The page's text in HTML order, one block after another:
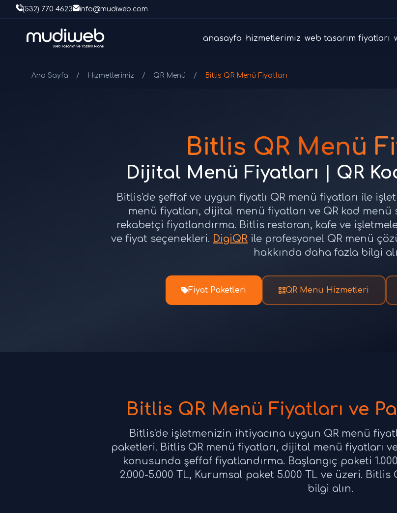
(532) 770 4623 info@mudiweb.com
anasayfa hizmetlerimiz web tasarım fiyatları
Ana Sayfa / Hizmetlerimiz / QR Menü / Bitlis QR Menü Fiyatları
Bitlis QR Menü
Dijital Menü Fiyatları | QR
Bitlis'de şeffaf ve uygun fiyatlı QR menü fiyatları ile
menü fiyatları, dijital menü fiyatları ve QR kod
rekabetçi fiyatlandırma. Bitlis restoran, kafe ve
ve fiyat seçenekleri. DigiQR ile profesyonel QR menü
hakkında daha fazla bilgi
Fiyat Paketleri QR Menü Hizmetleri
Bitlis QR Menü Fiyatları ve
Bitlis'de işletmenizin ihtiyacına uygun QR menü
paketleri. Bitlis QR menü fiyatları, dijital menü fiyatları
konusunda şeffaf fiyatlandırma. Başlangıç paketi
2.000-5.000 TL, Kurumsal paket 5.000 TL ve üzeri.
bilgi alın.